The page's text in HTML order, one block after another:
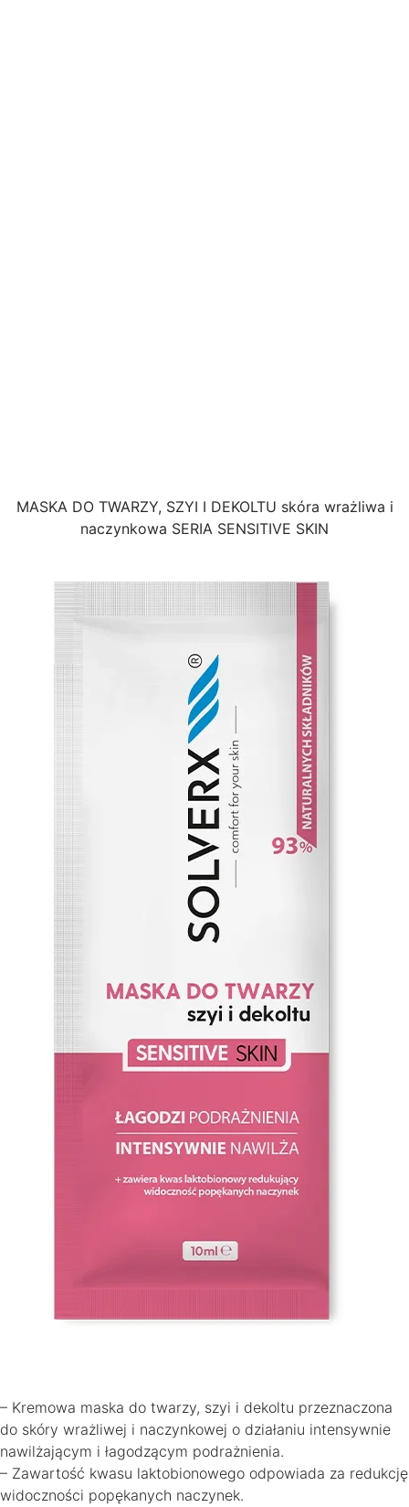
MASKA DO TWARZY, SZYI I DEKOLTU skóra wrażliwa i
naczynkowa SERIA SENSITIVE SKIN
– Kremowa maska do twarzy, szyi i dekoltu przeznaczona
do skóry wrażliwej i naczynkowej o działaniu intensywnie
nawilżającym i łagodzącym podrażnienia.
– Zawartość kwasu laktobionowego odpowiada za redukcję
widoczności popękanych naczynek.